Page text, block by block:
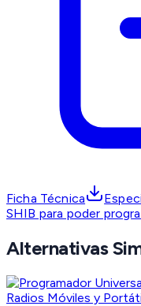
Ficha Técnica
SHIB para poder
Alternativas